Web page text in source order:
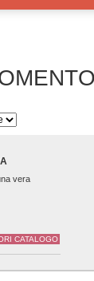
vera
CATALOGO